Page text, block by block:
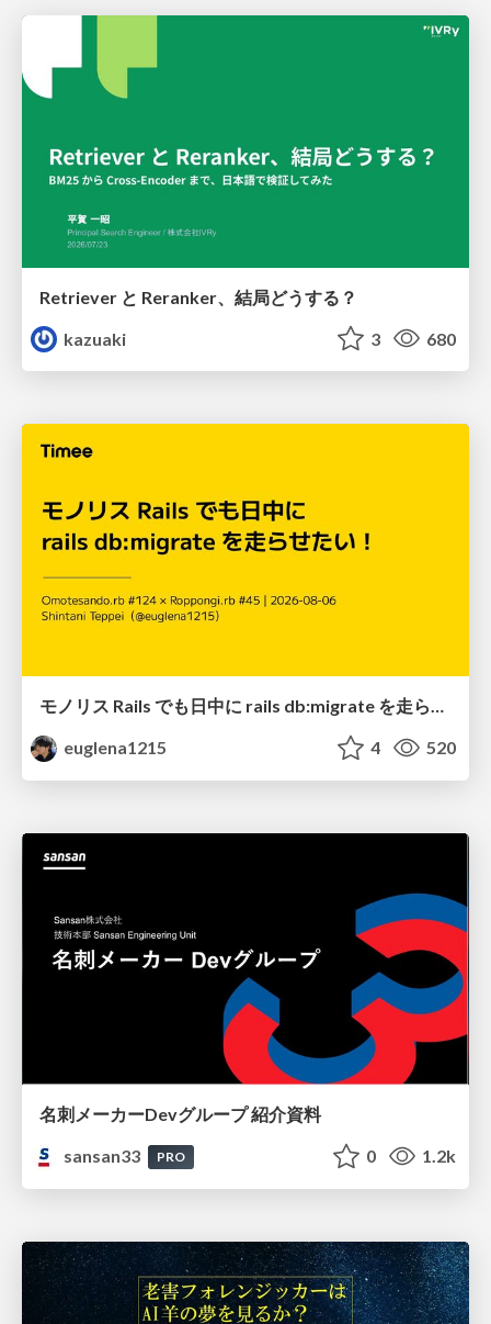
Retriever と Reranker、結局どうする？
kazuaki
3 680
モノリス Rails でも日中に rails db:migrate を走らせたい！ / Daytime rails db:migrate on Monolithic Rails!
euglena1215
4 520
名刺メーカーDevグループ 紹介資料
sansan33
PRO 0 1.2k